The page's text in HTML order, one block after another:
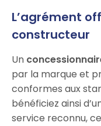
L’agrément
constructeur
Un
par la marque et
conformes aux
bénéficiez ainsi
service reconnu,